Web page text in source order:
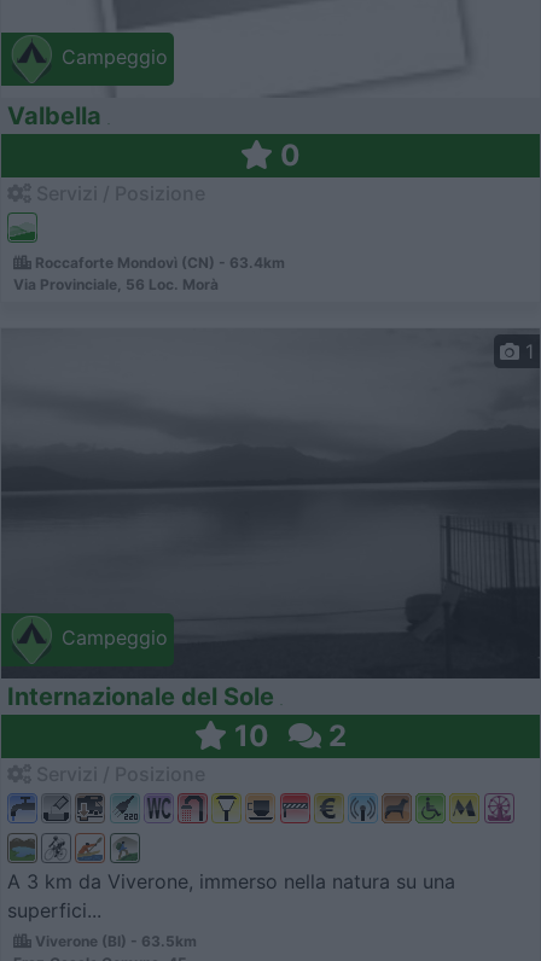
Campeggio
Valbella
0
Roccaforte Mondovì (CN) - 63.4km
Via Provinciale, 56 Loc. Morà
Campeggio
1
Internazionale del Sole
10 2
A 3 km da Viverone, immerso nella natura su una
superfici...
Viverone (BI) - 63.5km